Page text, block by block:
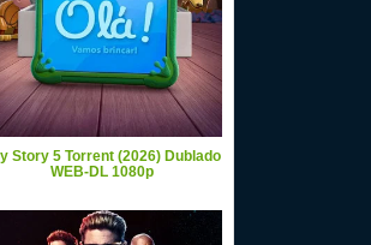
Story 5 Torrent (2026) Dublado
WEB-DL 1080p